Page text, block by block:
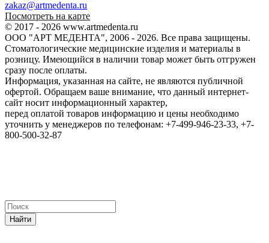
zakaz@artmedenta.ru
Посмотреть на карте
© 2017 - 2026 www.artmedenta.ru
ООО "АРТ МЕДЕНТА", 2006 - 2026. Все права защищены.
Стоматологические медицинские изделия и материалы в
розницу. Имеющийся в наличии товар может быть отгружен
сразу после оплаты.
Информация, указанная на сайте, не являются публичной
офертой. Обращаем ваше внимание, что данный интернет-
сайт носит информационный характер,
перед оплатой товаров информацию и цены необходимо
уточнить у менеджеров по телефонам: +7-499-946-23-33, +7-
800-500-32-87
Найти